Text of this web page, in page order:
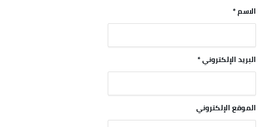
الاسم*
البريد الإلكتروني*
الموقع الإلكتروني